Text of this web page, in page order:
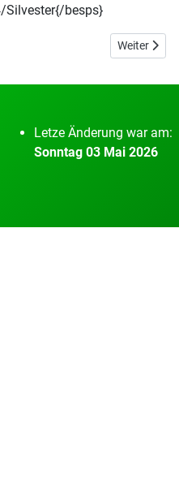
Silvester{/besps}
Nächster
Weiter
Letze Änderung war am:
Sonntag 03 Mai 2026